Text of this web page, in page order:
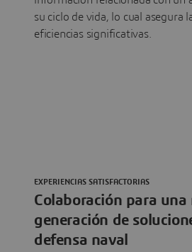
su ciclo de vida, lo cual asegura
eficiencias significativas.
Colaboración para una
generación de
defensa naval
EXPERIENCIAS SATISFACTORIAS